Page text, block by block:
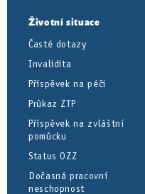
Životní situace
Časté dotazy
Invalidita
Příspěvek na péči
Průkaz ZTP
Příspěvek na zvláštní
pomůcku
Status OZZ
Dočasná pracovní
neschopnost